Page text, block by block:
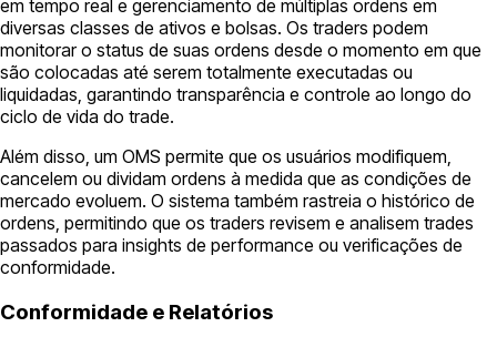
em tempo real e gerenciamento de múltiplas ordens em
diversas classes de ativos e bolsas. Os traders podem
monitorar o status de suas ordens desde o momento em que
são colocadas até serem totalmente executadas ou
liquidadas, garantindo transparência e controle ao longo do
ciclo de vida do trade.
Além disso, um OMS permite que os usuários modifiquem,
cancelem ou dividam ordens à medida que as condições de
mercado evoluem. O sistema também rastreia o histórico de
ordens, permitindo que os traders revisem e analisem trades
passados para insights de performance ou verificações de
conformidade.
Conformidade e Relatórios